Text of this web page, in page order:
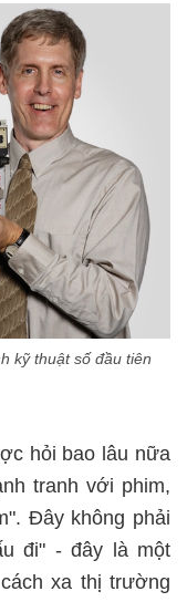
kỹ thuật số đầu tiên
hỏi bao lâu nữa
tranh với phim,
". Đây không phải
đi" - đây là một
xa thị trường